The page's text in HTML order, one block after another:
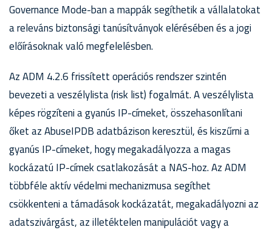
Governance Mode-ban a mappák segíthetik a vállalatokat
a releváns biztonsági tanúsítványok elérésében és a jogi
előírásoknak való megfelelésben.
Az ADM 4.2.6 frissített operációs rendszer szintén
bevezeti a veszélylista (risk list) fogalmát. A veszélylista
képes rögzíteni a gyanús IP-címeket, összehasonlítani
őket az AbuseIPDB adatbázison keresztül, és kiszűrni a
gyanús IP-címeket, hogy megakadályozza a magas
kockázatú IP-címek csatlakozását a NAS-hoz. Az ADM
többféle aktív védelmi mechanizmusa segíthet
csökkenteni a támadások kockázatát, megakadályozni az
adatszivárgást, az illetéktelen manipulációt vagy a